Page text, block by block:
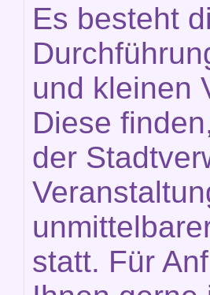
Es besteht
und kleinen
Diese
der
statt. Für